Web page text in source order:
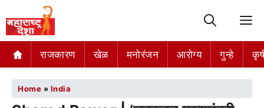
राजकारण खेळ मनोरंजन आरोग्य गुन्हे
Home » India